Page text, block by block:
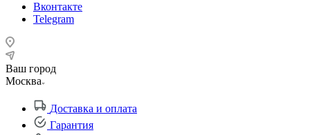
Вконтакте
Telegram
Ваш город
Москва
Доставка и оплата
Гарантия